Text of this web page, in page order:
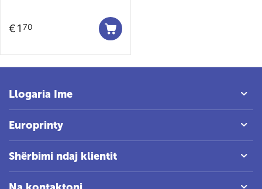
€1 70
Llogaria Ime
Europrinty
Shërbimi ndaj klientit